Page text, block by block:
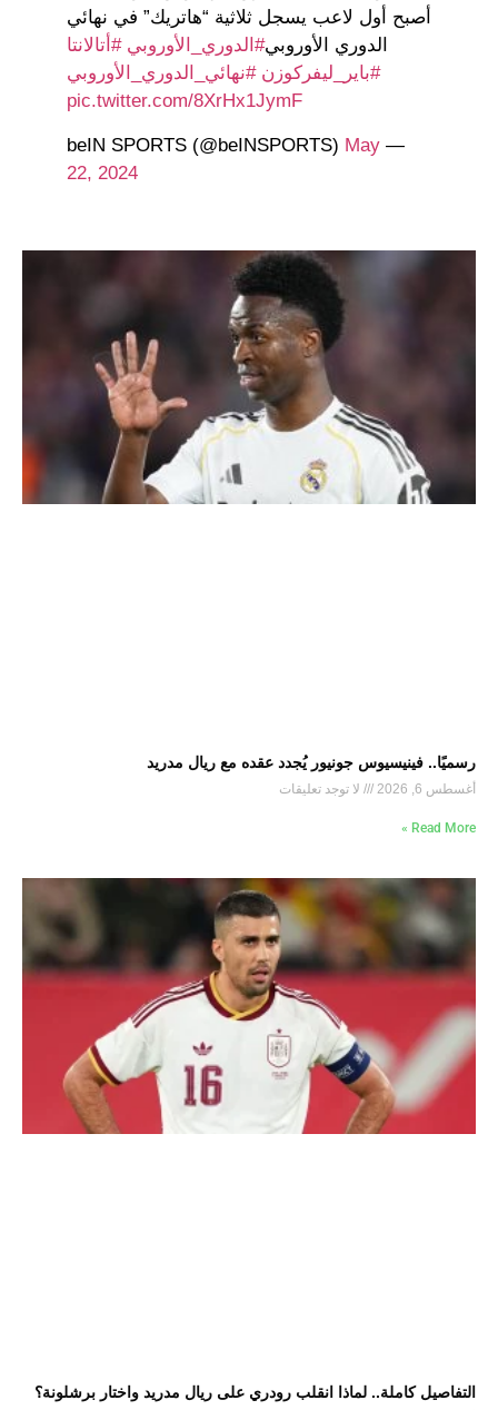
أصبح أول لاعب يسجل ثلاثية “هاتريك” في نهائي
الدوري الأوروبي#الدوري_الأوروبي #أتالانتا
#باير_ليفركوزن #نهائي_الدوري_الأوروبي
pic.twitter.com/8XrHx1JymF
— beIN SPORTS (@beINSPORTS)
May
22, 2024
رسميًا.. فينيسيوس جونيور يُجدد عقده مع ريال مدريد
أغسطس 6, 2026 لا توجد تعليقات
Read More »
التفاصيل كاملة.. لماذا انقلب رودري على ريال مدريد واختار برشلونة؟